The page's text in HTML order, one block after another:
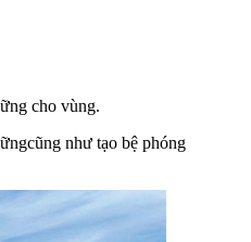
cho vùng.
như tạo bệ phóng